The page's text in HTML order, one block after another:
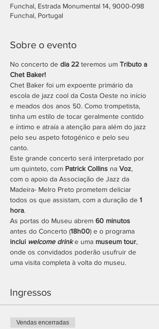
Funchal, Estrada Monumental 14, 9000-098
Funchal, Portugal
Sobre o evento
No concerto de dia 22 teremos um Tributo a
Chet Baker!
Chet Baker foi um expoente primário da
escola de jazz cool da Costa Oeste no início
e meados dos anos 50. Como trompetista,
tinha um estilo de tocar geralmente contido
e íntimo e atraía a atenção para além do jazz
pelo seu aspeto fotogénico e pelo seu
canto.
Este grande concerto será interpretado por
um quinteto, com Patrick Collins na Voz,
com o apoio da Associação de Jazz da
Madeira- Melro Preto prometem deliciar
todos os que assistam, com a duração de 1
hora.
As portas do Museu abrem 60 minutos
antes do Concerto (18h00) e o programa
inclui welcome drink e uma museum tour,
onde os convidados poderão usufruir de
uma visita completa à volta do museu.
Ingressos
Vendas encerradas